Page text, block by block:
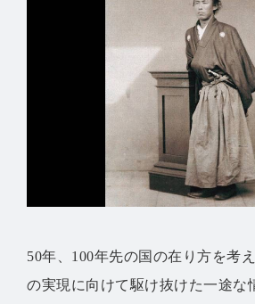
50年、100年先の国の在り方を考
の実現に向けて駆け抜けた一途な